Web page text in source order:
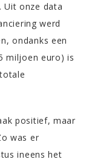
Uit onze data
werd
ondanks een
miljoen euro) is
positief, maar
was er
ineens het